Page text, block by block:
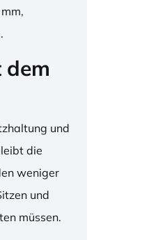
und
die
weniger
und
müssen.